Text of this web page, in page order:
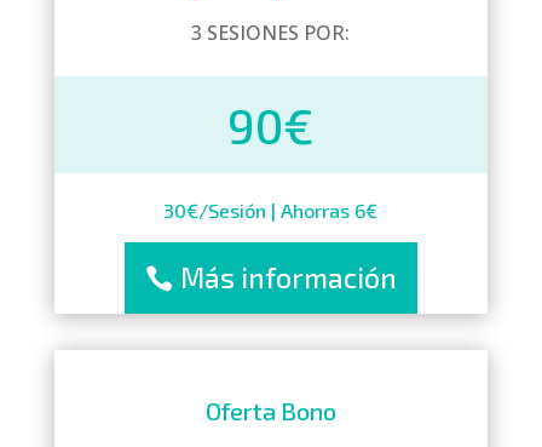
3 SESIONES POR:
90€
30€/Sesión | Ahorras 6€
Más información
Oferta Bono